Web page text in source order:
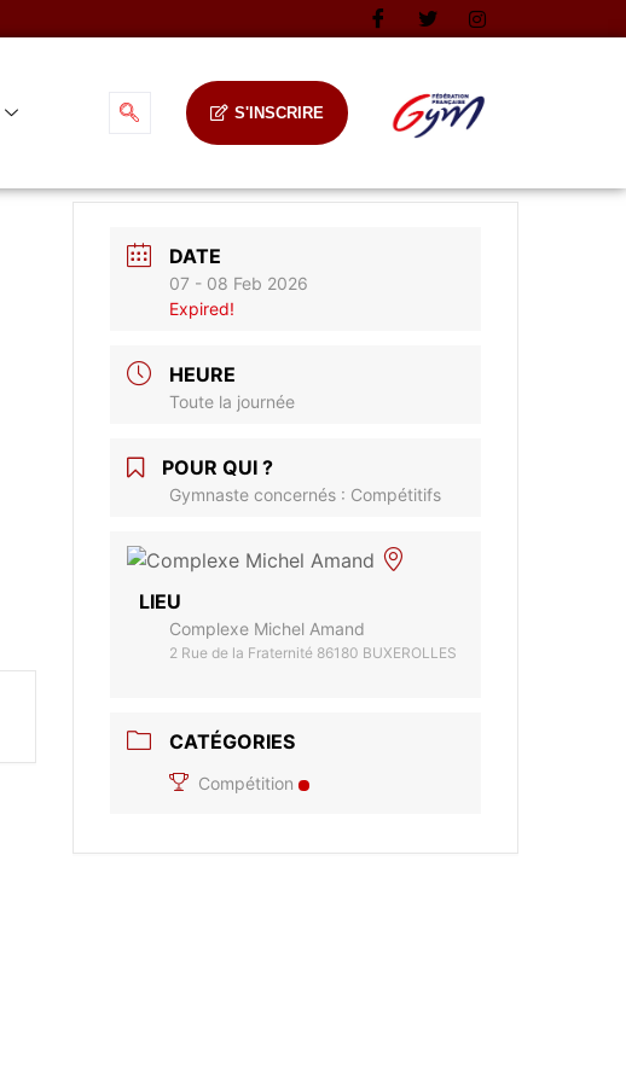
S'INSCRIRE
DATE
07 - 08 Feb 2026
Expired!
HEURE
Toute la journée
POUR QUI ?
Gymnaste concernés : Compétitifs
LIEU
Complexe Michel Amand
2 Rue de la Fraternité 86180 BUXEROLLES
CATÉGORIES
Compétition